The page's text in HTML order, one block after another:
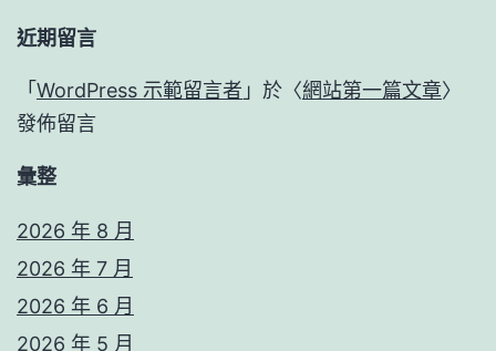
近期留言
「 WordPress 示範留言者 」於〈網站第一篇文章〉
發佈留言
彙整
2026 年 8 月
2026 年 7 月
2026 年 6 月
2026 年 5 月